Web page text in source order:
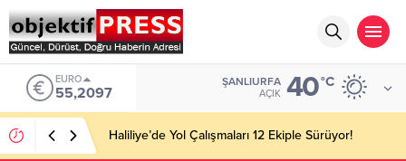
EURO
55,2097
ŞANLIURFA
AÇIK 40°C
Haliliye’de Yol Çalışmaları 12 Ekiple Sürüyor!